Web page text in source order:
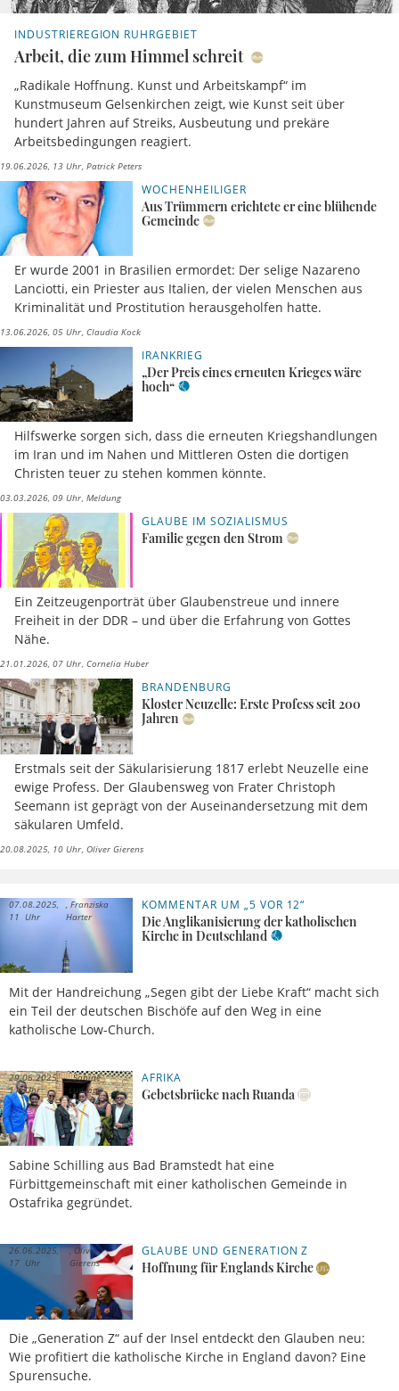
INDUSTRIEREGION RUHRGEBIET
Arbeit, die zum Himmel schreit
„Radikale Hoffnung. Kunst und Arbeitskampf“ im
Kunstmuseum Gelsenkirchen zeigt, wie Kunst seit über
hundert Jahren auf Streiks, Ausbeutung und prekäre
Arbeitsbedingungen reagiert.
19.06.2026, 13 Uhr Patrick Peters
WOCHENHEILIGER
Aus Trümmern erichtete er eine blühende
Gemeinde
Er wurde 2001 in Brasilien ermordet: Der selige Nazareno
Lanciotti, ein Priester aus Italien, der vielen Menschen aus
Kriminalität und Prostitution herausgeholfen hatte.
13.06.2026, 05 Uhr Claudia Kock
IRANKRIEG
„Der Preis eines erneuten Krieges wäre
hoch“
Hilfswerke sorgen sich, dass die erneuten Kriegshandlungen
im Iran und im Nahen und Mittleren Osten die dortigen
Christen teuer zu stehen kommen könnte.
03.03.2026, 09 Uhr Meldung
GLAUBE IM SOZIALISMUS
Familie gegen den Strom
Ein Zeitzeugenporträt über Glaubenstreue und innere
Freiheit in der DDR – und über die Erfahrung von Gottes
Nähe.
21.01.2026, 07 Uhr Cornelia Huber
BRANDENBURG
Kloster Neuzelle: Erste Profess seit 200
Jahren
Erstmals seit der Säkularisierung 1817 erlebt Neuzelle eine
ewige Profess. Der Glaubensweg von Frater Christoph
Seemann ist geprägt von der Auseinandersetzung mit dem
säkularen Umfeld.
20.08.2025, 10 Uhr Oliver Gierens
KOMMENTAR UM „5 VOR 12“
Die Anglikanisierung der katholischen
Kirche in Deutschland
Mit der Handreichung „Segen gibt der Liebe Kraft“ macht sich
ein Teil der deutschen Bischöfe auf den Weg in eine
katholische Low-Church.
07.08.2025,
11 Uhr
Franziska
Harter
AFRIKA
Gebetsbrücke nach Ruanda
Sabine Schilling aus Bad Bramstedt hat eine
Fürbittgemeinschaft mit einer katholischen Gemeinde in
Ostafrika gegründet.
29.06.2025,
11 Uhr
Sabine
Ludwig
GLAUBE UND GENERATION Z
Hoffnung für Englands Kirche
Die „Generation Z“ auf der Insel entdeckt den Glauben neu:
Wie profitiert die katholische Kirche in England davon? Eine
Spurensuche.
26.06.2025,
17 Uhr
Oliver
Gierens